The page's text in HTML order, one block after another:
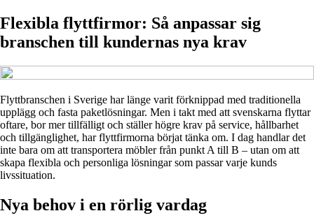
Flexibla flyttfirmor: Så anpassar sig
branschen till kundernas nya krav
Flyttbranschen i Sverige har länge varit förknippad med traditionella
upplägg och fasta paketlösningar. Men i takt med att svenskarna flyttar
oftare, bor mer tillfälligt och ställer högre krav på service, hållbarhet
och tillgänglighet, har flyttfirmorna börjat tänka om. I dag handlar det
inte bara om att transportera möbler från punkt A till B – utan om att
skapa flexibla och personliga lösningar som passar varje kunds
livssituation.
Nya behov i en rörlig vardag